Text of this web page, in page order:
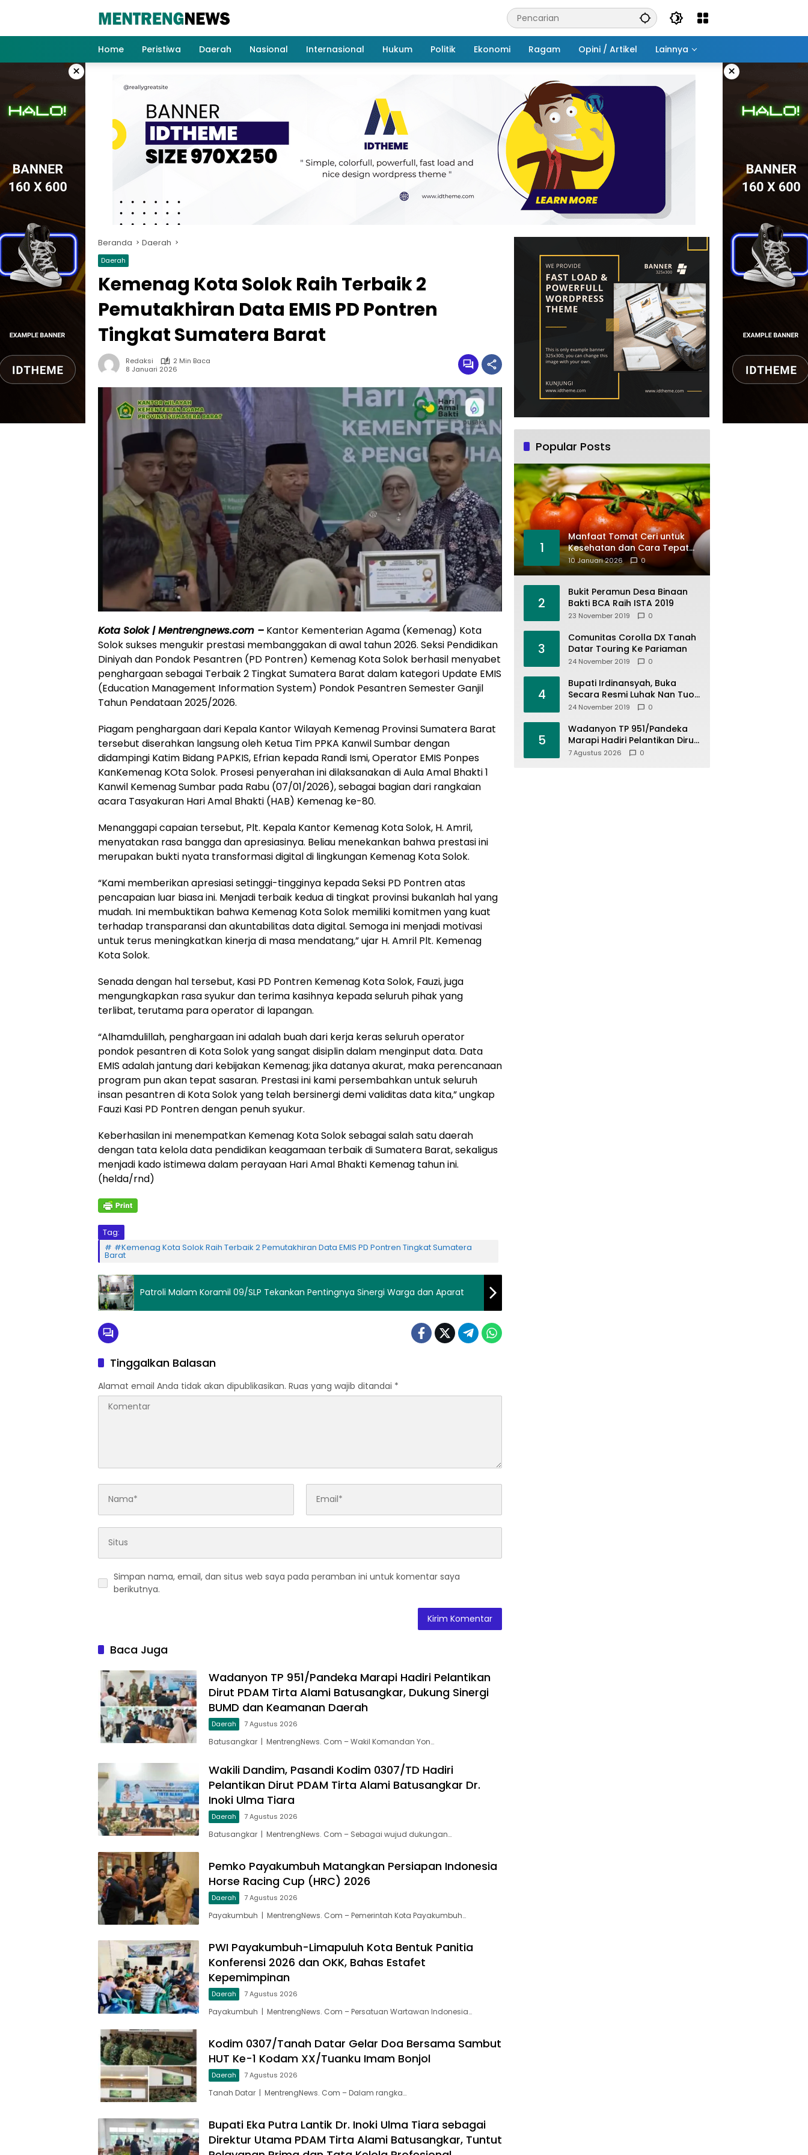
Home
Peristiwa Daerah Nasional Internasional Hukum Politik Ekonomi Ragam Opini / Artikel Lainnya
× ×
Beranda Daerah
Daerah
Kemenag Kota Solok Raih Terbaik 2
Pemutakhiran Data EMIS PD Pontren
Tingkat Sumatera Barat
Redaksi
2 Min Baca
8 Januari 2026
Kota Solok | Mentrengnews.com – Kantor Kementerian Agama (Kemenag) Kota
Solok sukses mengukir prestasi membanggakan di awal tahun 2026. Seksi Pendidikan
Diniyah dan Pondok Pesantren (PD Pontren) Kemenag Kota Solok berhasil menyabet
penghargaan sebagai Terbaik 2 Tingkat Sumatera Barat dalam kategori Update EMIS
(Education Management Information System) Pondok Pesantren Semester Ganjil
Tahun Pendataan 2025/2026.
Piagam penghargaan dari Kepala Kantor Wilayah Kemenag Provinsi Sumatera Barat
tersebut diserahkan langsung oleh Ketua Tim PPKA Kanwil Sumbar dengan
didampingi Katim Bidang PAPKIS, Efrian kepada Randi Ismi, Operator EMIS Ponpes
KanKemenag KOta Solok. Prosesi penyerahan ini dilaksanakan di Aula Amal Bhakti 1
Kanwil Kemenag Sumbar pada Rabu (07/01/2026), sebagai bagian dari rangkaian
acara Tasyakuran Hari Amal Bhakti (HAB) Kemenag ke-80.
Menanggapi capaian tersebut, Plt. Kepala Kantor Kemenag Kota Solok, H. Amril,
menyatakan rasa bangga dan apresiasinya. Beliau menekankan bahwa prestasi ini
merupakan bukti nyata transformasi digital di lingkungan Kemenag Kota Solok.
“Kami memberikan apresiasi setinggi-tingginya kepada Seksi PD Pontren atas
pencapaian luar biasa ini. Menjadi terbaik kedua di tingkat provinsi bukanlah hal yang
mudah. Ini membuktikan bahwa Kemenag Kota Solok memiliki komitmen yang kuat
terhadap transparansi dan akuntabilitas data digital. Semoga ini menjadi motivasi
untuk terus meningkatkan kinerja di masa mendatang,” ujar H. Amril Plt. Kemenag
Kota Solok.
Senada dengan hal tersebut, Kasi PD Pontren Kemenag Kota Solok, Fauzi, juga
mengungkapkan rasa syukur dan terima kasihnya kepada seluruh pihak yang
terlibat, terutama para operator di lapangan.
“Alhamdulillah, penghargaan ini adalah buah dari kerja keras seluruh operator
pondok pesantren di Kota Solok yang sangat disiplin dalam menginput data. Data
EMIS adalah jantung dari kebijakan Kemenag; jika datanya akurat, maka perencanaan
program pun akan tepat sasaran. Prestasi ini kami persembahkan untuk seluruh
insan pesantren di Kota Solok yang telah bersinergi demi validitas data kita,” ungkap
Fauzi Kasi PD Pontren dengan penuh syukur.
Keberhasilan ini menempatkan Kemenag Kota Solok sebagai salah satu daerah
dengan tata kelola data pendidikan keagamaan terbaik di Sumatera Barat, sekaligus
menjadi kado istimewa dalam perayaan Hari Amal Bhakti Kemenag tahun ini.
(helda/rnd)
Tag:
#Kemenag Kota Solok Raih Terbaik 2 Pemutakhiran Data EMIS PD Pontren Tingkat Sumatera
Barat
Patroli Malam Koramil 09/SLP Tekankan Pentingnya Sinergi Warga dan Aparat
Tinggalkan Balasan
Alamat email Anda tidak akan dipublikasikan. Ruas yang wajib ditandai *
Simpan nama, email, dan situs web saya pada peramban ini untuk komentar saya
berikutnya.
Baca Juga
Wadanyon TP 951/Pandeka Marapi Hadiri Pelantikan
Dirut PDAM Tirta Alami Batusangkar, Dukung Sinergi
BUMD dan Keamanan Daerah
Daerah 7 Agustus 2026
Batusangkar | MentrengNews. Com – Wakil Komandan Yon…
Wakili Dandim, Pasandi Kodim 0307/TD Hadiri
Pelantikan Dirut PDAM Tirta Alami Batusangkar Dr.
Inoki Ulma Tiara
Daerah 7 Agustus 2026
Batusangkar | MentrengNews. Com – Sebagai wujud dukungan…
Pemko Payakumbuh Matangkan Persiapan Indonesia
Horse Racing Cup (HRC) 2026
Daerah 7 Agustus 2026
Payakumbuh | MentrengNews. Com – Pemerintah Kota Payakumbuh…
PWI Payakumbuh-Limapuluh Kota Bentuk Panitia
Konferensi 2026 dan OKK, Bahas Estafet
Kepemimpinan
Daerah 7 Agustus 2026
Payakumbuh | MentrengNews. Com – Persatuan Wartawan Indonesia…
Kodim 0307/Tanah Datar Gelar Doa Bersama Sambut
HUT Ke-1 Kodam XX/Tuanku Imam Bonjol
Daerah 7 Agustus 2026
Tanah Datar | MentrengNews. Com – Dalam rangka…
Bupati Eka Putra Lantik Dr. Inoki Ulma Tiara sebagai
Direktur Utama PDAM Tirta Alami Batusangkar, Tuntut
Popular Posts
1
Manfaat Tomat Ceri untuk
Kesehatan dan Cara Tepat
Mengonsumsinya
10 Januari 2026 0
2
Bukit Peramun Desa Binaan
Bakti BCA Raih ISTA 2019
23 November 2019 0
3
Comunitas Corolla DX Tanah
Datar Touring Ke Pariaman
24 November 2019 0
4
Bupati Irdinansyah, Buka
Secara Resmi Luhak Nan Tuo
Wirabraja Adventure Offroad
24 November 2019 0
5
Wadanyon TP 951/Pandeka
Marapi Hadiri Pelantikan Dirut
PDAM Tirta Alami
7 Agustus 2026 0